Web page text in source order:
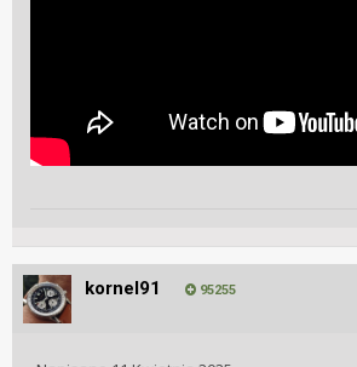
kornel91 95255